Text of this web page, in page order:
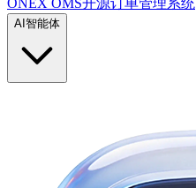
ONEX OMS开源订单管理系统
AI智能体